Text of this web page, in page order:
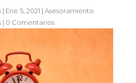
| Ene 5, 2021 | Asesoramiento
| 0 Comentarios